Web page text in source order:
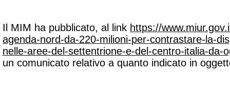
Il MIM ha pubblicato, al link https://
agenda-nord-da-220-milioni-per-contrastare-la-
nelle-aree-del-settentrione-e-del-centro-italia-da-
un comunicato relativo a quanto indicato in